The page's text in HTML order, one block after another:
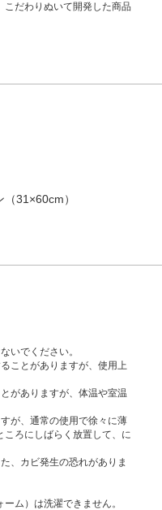
こだわりぬいて開発した商品
31×60cm）
いでください。
ことがありますが、使用上
がありますが、体温や室温
が、通常の使用で徐々に薄
ろにしばらく放置して、に
、カビ発生の恐れがありま
ム）は洗濯できません。